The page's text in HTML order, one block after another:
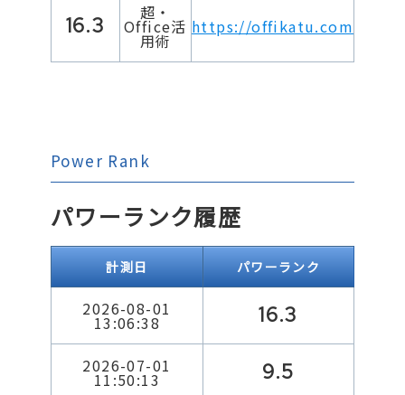
16.3
超・
Office活
用術
https://offikatu.com
Power Rank
パワーランク履歴
計測日 パワーランク
2026-08-01
13:06:38 16.3
2026-07-01
11:50:13 9.5